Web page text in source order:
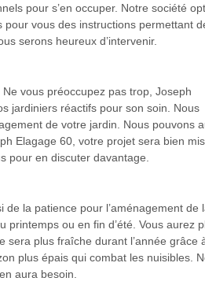
pour s’en occuper. Notre société
vous des instructions permettant
serons heureux d’intervenir.
vous préoccupez pas trop, Joseph
jardiniers réactifs pour son soin. Nous
de votre jardin. Nous pouvons
Elagage 60, votre projet sera bien
pour en discuter davantage.
la patience pour l’aménagement de
ou en fin d’été. Vous aurez
sera plus fraîche durant l’année grâce
plus épais qui combat les nuisibles.
aura besoin.